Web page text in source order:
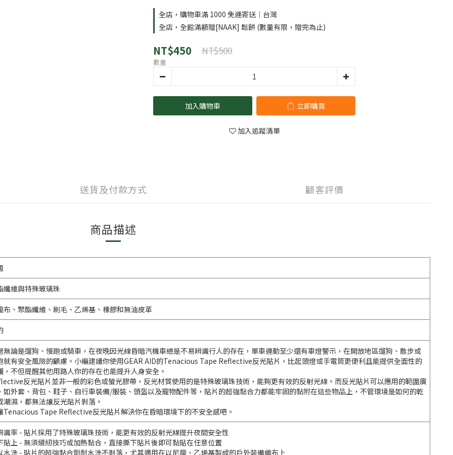
全店，購物車滿 1000 免運寄送｜台灣
全店，全館滿額贈[NAAK] 鬆餅 (數量有限，贈完為止)
NT$450 NT$500
數量
加入購物車 立即購買
加入追蹤清單
送貨及付款方式 顧客評價
商品描述
纖維與特殊玻璃珠
布、聚酯纖維、刷毛、乙烯基、橡膠和無油皮革
無論是遛狗、慢跑或騎車，在夜晚因光線昏暗汽機車總是不易辨識行人的存在，單車運動至少還有車燈警示，在開放地區遛狗、散步或
就有安全風險的顧慮。小編建議你使用GEAR AID的Tenacious Tape Reflective反光貼片，比起頭燈或手電筒更便利且能提供全面性的
，不但提醒其他用路人你的存在也能提升人身安全。
反光貼片並非一般的彩色或螢光膠帶，反光材質使用的是特殊玻璃珠技術，能夠更有效的反射光線。而反光貼片可以應用的範圍廣
如外套、背包、鞋子、自行車裝備/服裝、頭盔以及寵物配件等，貼片的超強黏合力都能牢固的黏附在這些物品上，不管環境是如何的乾
潮濕，都無法讓反光貼片剝落。
Tenacious Tape Reflective反光貼片解決你在昏暗環境下的不安全感吧。
識率 - 貼片採用了特殊玻璃珠技術，能更有效的反射光線提升夜間安全性
貼上 - 無須縫紉技巧或加熱黏合，直接撕下貼片後即可黏貼在任意位置
水洗 - 貼片的超強黏合劑耐水洗不剝落，尤其適用在以尼龍、乙烯基製成的戶外裝備織布上